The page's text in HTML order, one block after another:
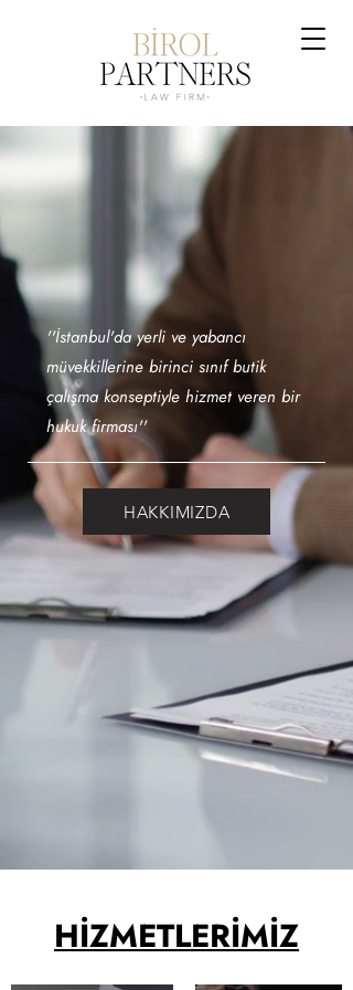
''İstanbul'da yerli ve yabancı
müvekkillerine birinci sınıf butik
çalışma konseptiyle hizmet veren bir
hukuk firması''
HAKKIMIZDA
HİZMETLERİMİZ